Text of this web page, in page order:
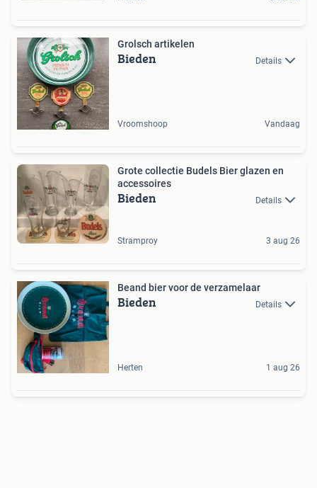
Grolsch artikelen
Bieden Details
Vroomshoop Vandaag
Grote collectie Budels Bier glazen en
accessoires
Bieden Details
Stramproy 3 aug 26
Beand bier voor de verzamelaar
Bieden Details
Herten 1 aug 26